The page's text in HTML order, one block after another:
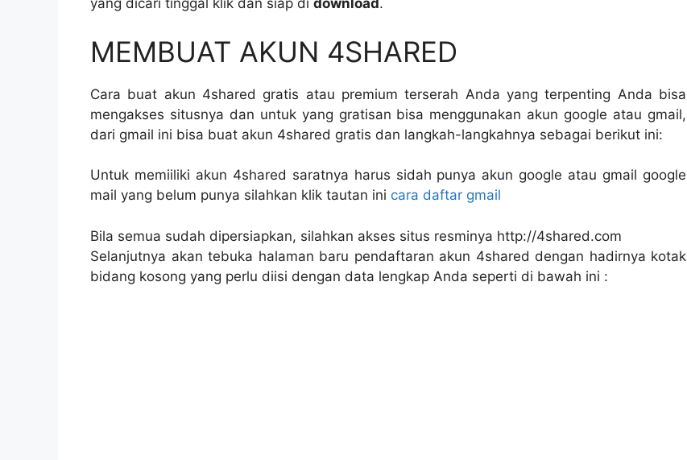
yang dicari tinggal klik dan siap di download.
MEMBUAT AKUN 4SHARED
Cara buat akun 4shared gratis atau premium terserah Anda yang terpenting Anda bisa
mengakses situsnya dan untuk yang gratisan bisa menggunakan akun google atau gmail,
dari gmail ini bisa buat akun 4shared gratis dan langkah-langkahnya sebagai berikut ini:
Untuk memiiliki akun 4shared saratnya harus sidah punya akun google atau gmail google
mail yang belum punya silahkan klik tautan ini cara daftar gmail
Bila semua sudah dipersiapkan, silahkan akses situs resminya http://4shared.com
Selanjutnya akan tebuka halaman baru pendaftaran akun 4shared dengan hadirnya kotak
bidang kosong yang perlu diisi dengan data lengkap Anda seperti di bawah ini :